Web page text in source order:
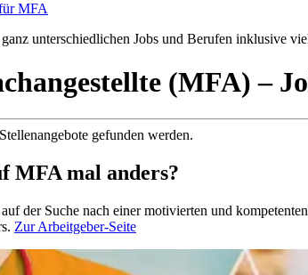
MFA
unterschiedlichen Jobs und Berufen inklusive
(MFA) –
gefunden werden.
MFA mal anders?
der Suche nach einer motivierten und
Zur Arbeitgeber-Seite